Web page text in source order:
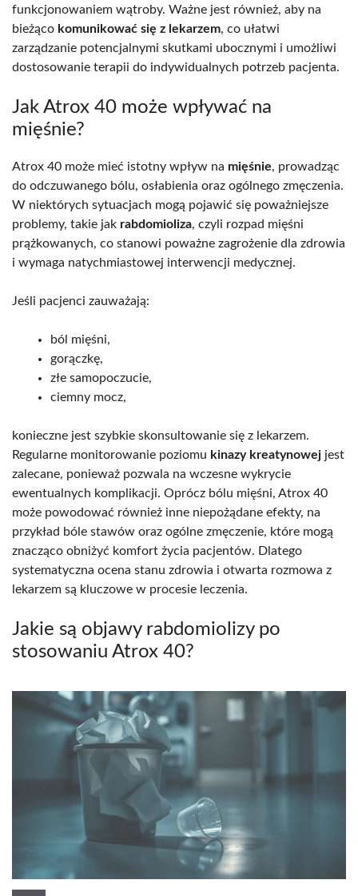
funkcjonowaniem wątroby. Ważne jest również, aby na
bieżąco komunikować się z lekarzem, co ułatwi
zarządzanie potencjalnymi skutkami ubocznymi i umożliwi
dostosowanie terapii do indywidualnych potrzeb pacjenta.
Jak Atrox 40 może wpływać na
mięśnie?
Atrox 40 może mieć istotny wpływ na mięśnie, prowadząc
do odczuwanego bólu, osłabienia oraz ogólnego zmęczenia.
W niektórych sytuacjach mogą pojawić się poważniejsze
problemy, takie jak rabdomioliza, czyli rozpad mięśni
prążkowanych, co stanowi poważne zagrożenie dla zdrowia
i wymaga natychmiastowej interwencji medycznej.
Jeśli pacjenci zauważają:
ból mięśni,
gorączkę,
złe samopoczucie,
ciemny mocz,
konieczne jest szybkie skonsultowanie się z lekarzem.
Regularne monitorowanie poziomu kinazy kreatynowej jest
zalecane, ponieważ pozwala na wczesne wykrycie
ewentualnych komplikacji. Oprócz bólu mięśni, Atrox 40
może powodować również inne niepożądane efekty, na
przykład bóle stawów oraz ogólne zmęczenie, które mogą
znacząco obniżyć komfort życia pacjentów. Dlatego
systematyczna ocena stanu zdrowia i otwarta rozmowa z
lekarzem są kluczowe w procesie leczenia.
Jakie są objawy rabdomiolizy po
stosowaniu Atrox 40?